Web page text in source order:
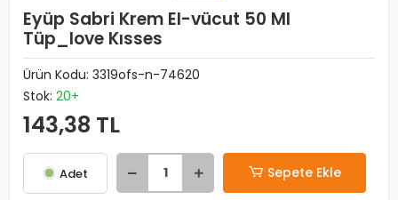
Eyüp Sabri Krem El-vücut 50 Ml
Tüp_love Kısses
Ürün Kodu: 3319ofs-n-74620
Stok: 20+
143,38 TL
Adet Sepete Ekle